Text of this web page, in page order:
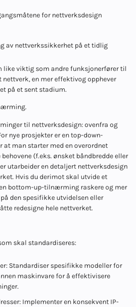
for nettverksdesign
av nettverkssikkerhet på et tidlig
like viktig som andre funksjonerfører til
en mer effektivog opphever
på et sent stadium.
til nettverksdesign: ovenfra og
nye prosjekter er en top-down-
man starter med en overordnet
(f.eks. ønsket båndbredde eller
utarbeider en detaljert nettverksdesign
Hvis du derimot skal utvide et
bottom-up-tilnærming raskere og mer
den spesifikke utvidelsen eller
redesigne hele nettverket.
skal standardiseres:
Standardiser spesifikke modeller for
maskinvare for å effektivisere
Implementer en konsekvent IP-